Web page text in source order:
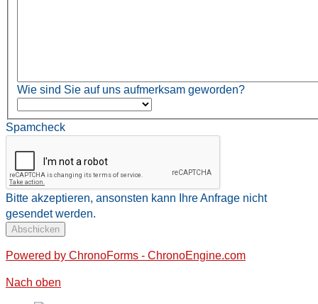
Wie sind Sie auf uns aufmerksam geworden?
Spamcheck
Bitte akzeptieren, ansonsten kann Ihre Anfrage nicht
gesendet werden.
Powered by ChronoForms - ChronoEngine.com
Nach oben